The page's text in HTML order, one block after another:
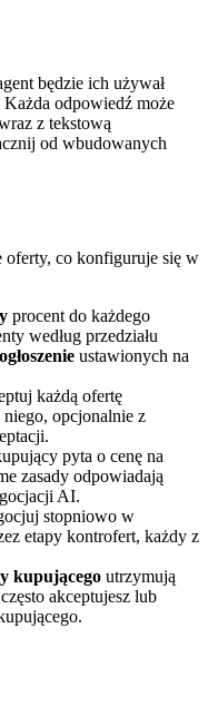
będzie ich używał
odpowiedź może
z tekstową
od wbudowanych
oferty, co konfiguruje się w
procent do każdego
według przedziału
ustawionych na
każdą ofertę
opcjonalnie z
pyta o cenę na
zasady odpowiadają
AI.
stopniowo w
etapy kontrofert, każdy z
kupującego utrzymują
akceptujesz lub